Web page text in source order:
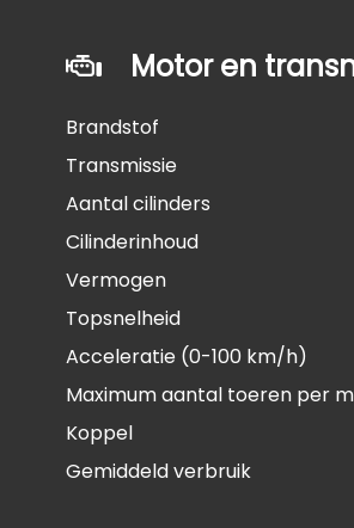
Motor en
Brandstof
Transmissie
Aantal cilinders
Cilinderinhoud
Vermogen
Topsnelheid
Acceleratie (0-100 km/h)
Maximum aantal toeren per
Koppel
Gemiddeld verbruik